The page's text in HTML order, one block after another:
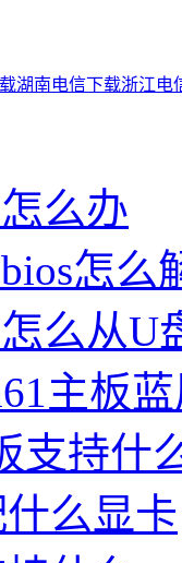
湖南电信下载浙江电
么办
怎么
么从U
主板
支持什
么显卡